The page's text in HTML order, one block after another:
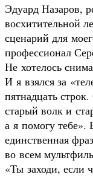
Эдуард Назаров,
восхитительной
сценарий для
профессионал
Не хотелось
И я взялся за
пятнадцать
старый волк и
а я помогу тебе».
единственная
во всем
«Ты заходи, если